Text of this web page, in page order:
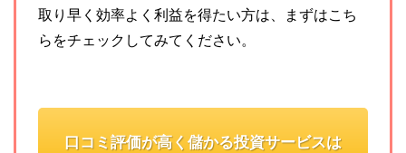
取り早く効率よく利益を得たい方は、まずはこち
らをチェックしてみてください。
口コミ評価が高く儲かる投資サービスは